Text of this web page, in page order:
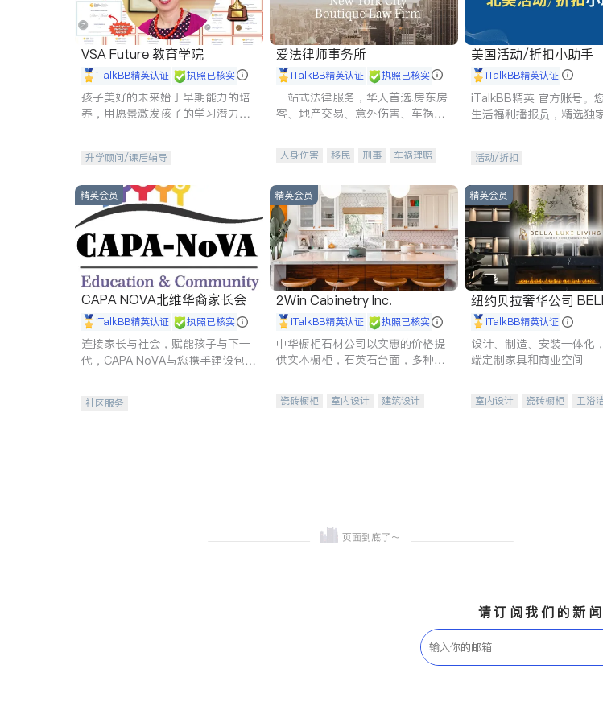
VSA Future 教育学院
iTalkBB精英认证 执照已核实
孩子美好的未来始于早期能力的培
养，用愿景激发孩子的学习潜力和
升学顾问/课后辅导
爱法律师事务所
iTalkBB精英认证 执照已核实
一站式法律服务，华人首选.房东房
客、地产交易、意外伤害、车祸重
人身伤害 移民 刑事
车祸理赔
商标注册
索赔 律师-其它 保释
美国活动/折扣小助手
iTalkBB精英认证
iTalkBB精英 官方账号。
生活福利播报员，精选独
活动/折扣
精英会员
CAPA NOVA北维华裔家长会
iTalkBB精英认证 执照已核实
连接家长与社会，赋能孩子与下一
代，CAPA NoVA与您携手建设包
社区服务
精英会员
2Win Cabinetry Inc.
iTalkBB精英认证 执照已核实
中华橱柜石材公司以实惠的价格提
供实木橱柜，石英石台面，多种优
机。品质厨房，家的选择。
瓷砖橱柜 室内设计
建筑设计
精英会员
纽约贝拉奢华公司 BELLA LUX
E iTalkBB精英认证
设计、制造、安装一体化
端定制家具和商业空间
室内设计 瓷砖橱柜
卫浴
请订阅我们的新闻